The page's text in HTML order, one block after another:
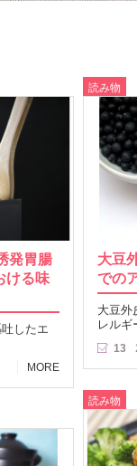
発胃腸
ける味
したエ
MORE
読み物
大豆
での
大豆外
レル
13
読み物